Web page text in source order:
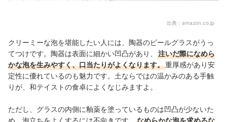
出典： amazon.co.jp
クリーミーな泡を堪能したい人には、陶器のビールグラスがうっ
てつけです。陶器は表面に細かい凹凸があり、
注いだ際になめら
かな泡を生みやすく、口当たりがよくなります。重厚感があり安
定性に優れているのも魅力です。土ならではの温かみのある手触
りが、和テイストの食卓によくなじみますよ。
ただし、グラスの内側に釉薬を塗っているものは凹凸が少ないた
め、泡立ちをよくするには不向きです。
なめらかな泡を求めるな